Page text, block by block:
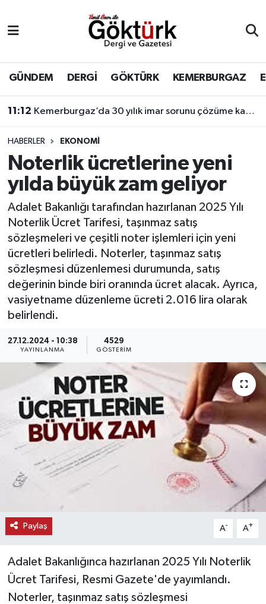
GÜNDEM DERGİ GÖKTÜRK KEMERBURGAZ
11:12 Kemerburgaz’da 30 yılık imar sorunu çözüme kavuşuyor
HABERLER EKONOMİ
Noterlik ücretlerine yeni
yılda büyük zam geliyor
Adalet Bakanlığı tarafından hazırlanan 2025 Yılı
Noterlik Ücret Tarifesi, taşınmaz satış
sözleşmeleri ve çeşitli noter işlemleri için yeni
ücretleri belirledi. Noterler, taşınmaz satış
sözleşmesi düzenlemesi durumunda, satış
değerinin binde biri oranında ücret alacak. Ayrıca,
vasiyetname düzenleme ücreti 2.016 lira olarak
belirlendi.
27.12.2024 - 10:38
YAYINLANMA
4529
GÖSTERIM
Paylaş A- A+
Adalet Bakanlığınca hazırlanan 2025 Yılı Noterlik
Ücret Tarifesi, Resmi Gazete'de yayımlandı.
Noterler, taşınmaz satış sözleşmesi
BİLİM
DERGİ
DÜNYA
EĞİTİM
EKONOMİ
GÖKTÜRK
GÜNDEM
KEMERBURGAZ
KÜLTÜR - SANAT
MAGAZİN
ÖZEL HABER
SAĞLIK
SPOR
TEKNOLOJİ
YAŞAM
Eyüpsultan Hava Durumu
Eyüpsultan Trafik Yoğunluk Haritası
Süper Lig Puan Durumu ve Fikstür
Tüm Manşetler
Son Dakika Haberleri
Haber Arşivi